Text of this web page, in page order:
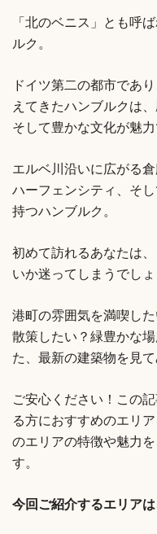
「北のベニス」とも呼
ルク。
ドイツ第二の都市であ
えてきたハンブルクは
そして豊かな文化が魅力
エルベ川沿いに広がる
ハーフェンシティ、そ
持つハンブルク。
初めて訪れるあなたは
いか迷ってしまうでしょ
港町の雰囲気を満喫し
散策したい？緑豊かな
た、最新の建築物を見
ご安心ください！この
る方におすすめのエリ
のエリアの特徴や魅力
す。
今回ご紹介するエリア